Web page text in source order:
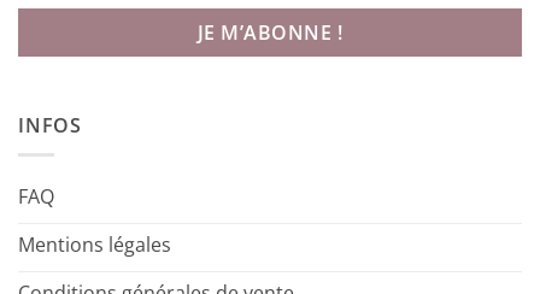
INFOS
FAQ
Mentions légales